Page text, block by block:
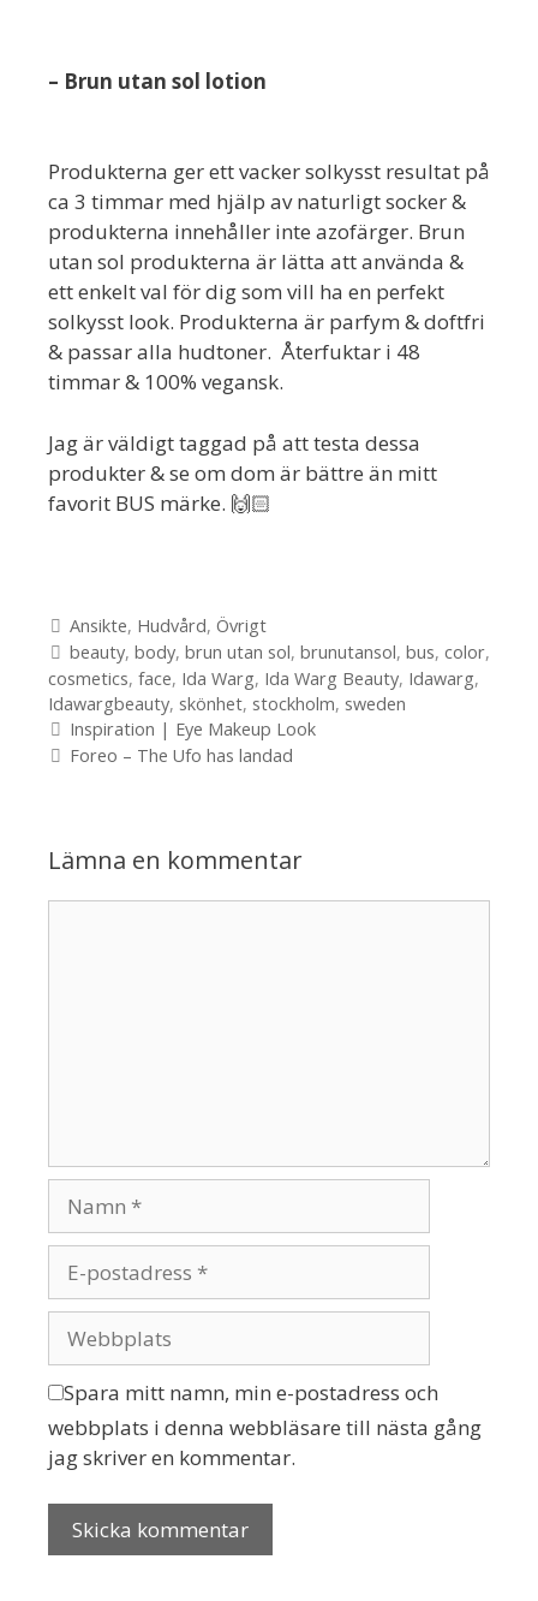
– Brun utan sol lotion
Produkterna ger ett vacker solkysst resultat på
ca 3 timmar med hjälp av naturligt socker &
produkterna innehåller inte azofärger. Brun
utan sol produkterna är lätta att använda &
ett enkelt val för dig som vill ha en perfekt
solkysst look. Produkterna är parfym & doftfri
& passar alla hudtoner. Återfuktar i 48
timmar & 100% vegansk.
Jag är väldigt taggad på att testa dessa
produkter & se om dom är bättre än mitt
favorit BUS märke. 🙌🏻
Kategorier
Ansikte, Hudvård, Övrigt
Etiketter
beauty, body, brun utan sol, brunutansol, bus, color,
cosmetics, face, Ida Warg, Ida Warg Beauty, Idawarg,
Idawargbeauty, skönhet, stockholm, sweden
Inläggsnavigering
Inspiration | Eye Makeup Look
Foreo – The Ufo has landad
Lämna en kommentar
Spara mitt namn, min e-postadress och
webbplats i denna webbläsare till nästa gång
jag skriver en kommentar.